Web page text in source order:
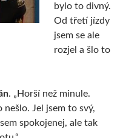
bylo to divný.
Od třetí jízdy
jsem se ale
rozjel a šlo to
. „Horší než minule.
Jel jsem to svý,
spokojenej, ale tak